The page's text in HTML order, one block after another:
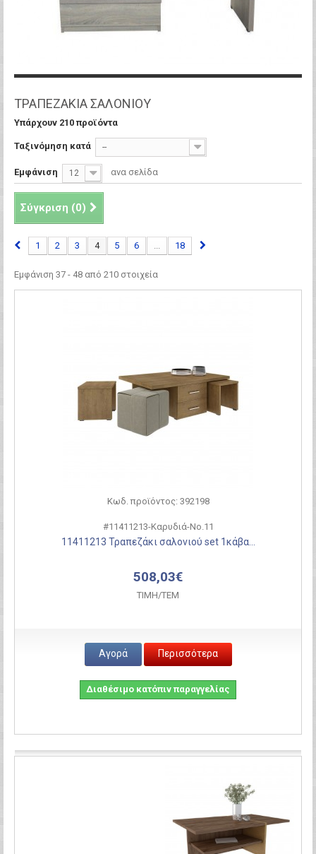
ΤΡΑΠΕΖΑΚΙΑ ΣΑΛΟΝΙΟΥ
Υπάρχουν 210 προϊόντα
Ταξινόμηση κατά --
Εμφάνιση 12 ανα σελίδα
Σύγκριση (0)
1 2 3 4 5 6 ... 18
Εμφάνιση 37 - 48 από 210 στοιχεία
Κωδ. προϊόντος: 392198
#11411213-Καρυδιά-Νο.11
11411213 Τραπεζάκι σαλονιού set 1κάβα...
508,03€
ΤΙΜH/ΤΕΜ
Αγορά Περισσότερα
Διαθέσιμο κατόπιν παραγγελίας